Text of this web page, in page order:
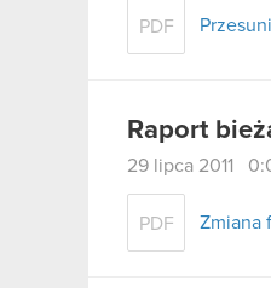
PDF
Raport
29 lipca 2011
PDF Zmiana